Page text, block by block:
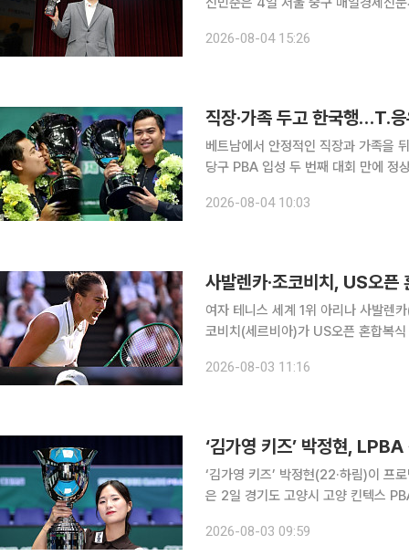
으로 우승을 확정했다. 2024년 제29
2026-08-04 15:26
직장·가족 두고 한국행…T.
베트남에서 안정적인 직장과 가족을
당구 PBA 입성 두 번째 대회 만에 정상에 올랐다. T.응우옌은 3일 경기도
PBA 결승에서 세미 사이그너(튀르키
2026-08-04 10:03
사발렌카·조코비치, US오
여자 테니스 세계 1위 아리나 사발렌
코비치(세르비아)가 US오픈 혼합복식 우승에 도전한다. 사발렌카
맞춘다. 사발렌카는 2024년과 2025
2026-08-03 11:16
‘김가영 키즈’ 박정현,
‘김가영 키즈’ 박정현(22·하림)이 프로
은 2일 경기도 고양시 고양 킨텍스
4-11 11-5 8-11 11-4 11-2
2026-08-03 09:59